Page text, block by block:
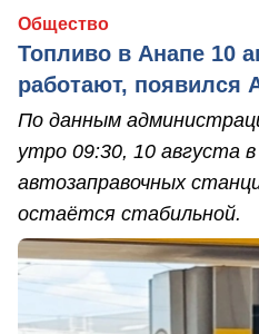
Общество
Топливо в Анапе 10
работают, появился
По данным
утро 09:30, 10 августа
автозаправочных
остаётся стабильной.